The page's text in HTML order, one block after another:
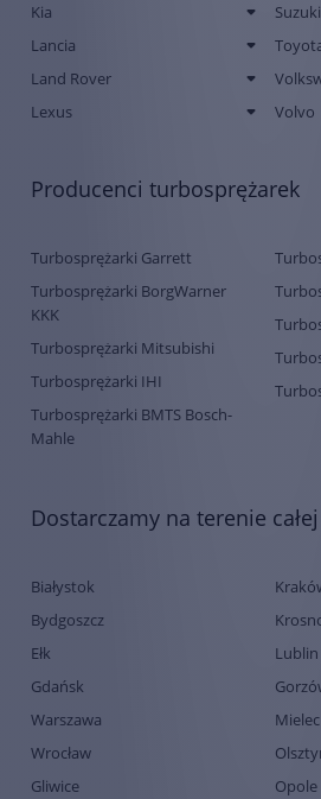
Kia
Lancia
Land Rover
Lexus
Suzuki
Volvo
Producenci turbosprężarek
Turbosprężarki Garrett
Turbosprężarki BorgWarner
KKK
Turbosprężarki Mitsubishi
Turbosprężarki IHI
Turbosprężarki BMTS Bosch-
Mahle
Dostarczamy na terenie
Białystok
Bydgoszcz
Ełk
Gdańsk
Warszawa
Wrocław
Gliwice
Lublin
Mielec
Opole